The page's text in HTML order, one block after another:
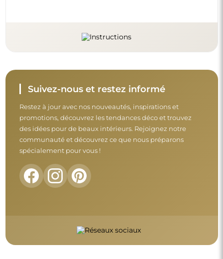
Suivez-nous et restez informé
Restez à jour avec nos nouveautés, inspirations et
promotions, découvrez les tendances déco et trouvez
des idées pour de beaux intérieurs. Rejoignez notre
communauté et découvrez ce que nous préparons
spécialement pour vous !